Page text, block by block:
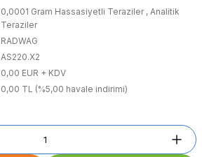
0,0001 Gram Hassasiyetli Teraziler , Analitik
Teraziler
RADWAG
AS220.X2
0,00 EUR + KDV
0,00 TL (%5,00 havale indirimi)